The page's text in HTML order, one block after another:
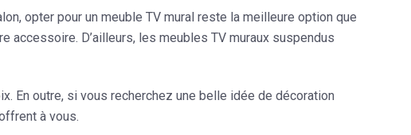
opter pour un meuble TV mural reste la meilleure option que
D’ailleurs, les meubles TV muraux suspendus
En outre, si vous recherchez une belle idée de décoration
à vous.